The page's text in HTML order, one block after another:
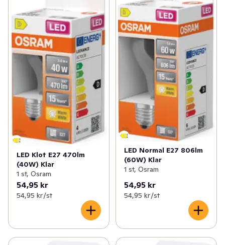
LED Klot E27 470lm
(40W) Klar
1 st, Osram
54,95 kr
54,95 kr /st
LED Normal E27 806lm
(60W) Klar
1 st, Osram
54,95 kr
54,95 kr /st